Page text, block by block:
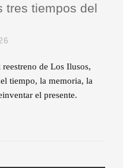
tres tiempos del
de Los Ilusos,
tiempo, la memoria, la
el presente.